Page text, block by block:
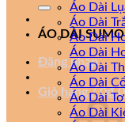
ÁO DÀI SUMO
Đăng nhập
Giỏ hàng /0₫ 0
Áo Dài
Áo Dài
Áo Dài
Áo Dài
Áo Dài
Áo Dài
Áo Dài
Áo Dài